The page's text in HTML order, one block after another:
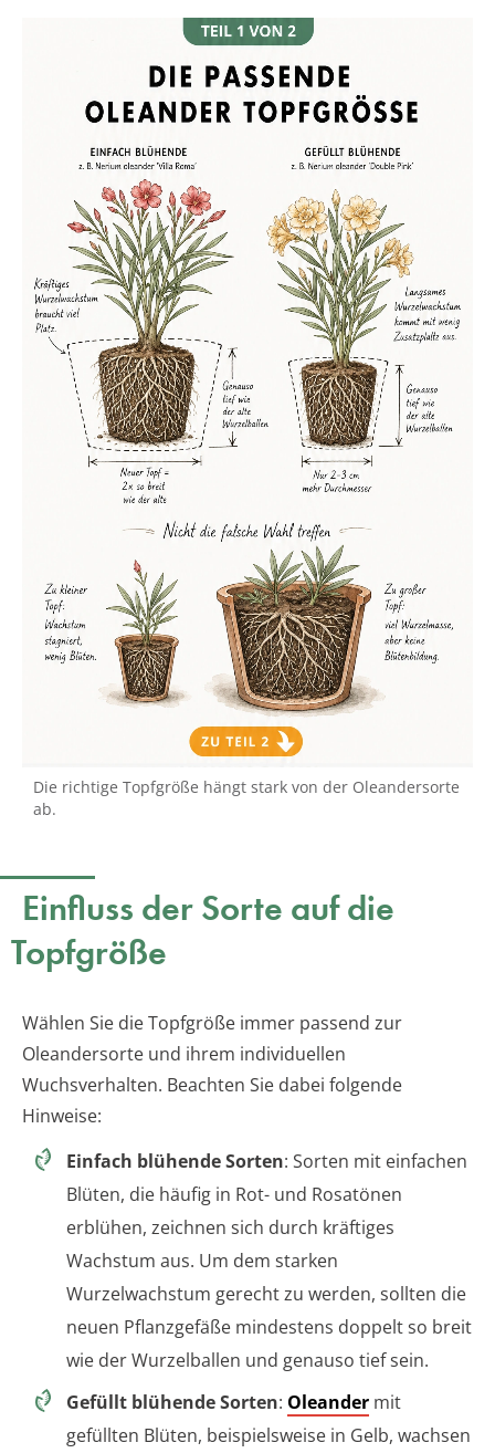
Die richtige Topfgröße hängt stark von der Oleandersorte
ab.
Einfluss der Sorte auf die
Topfgröße
Wählen Sie die Topfgröße immer passend zur
Oleandersorte und ihrem individuellen
Wuchsverhalten. Beachten Sie dabei folgende
Hinweise:
Einfach blühende Sorten: Sorten mit einfachen
Blüten, die häufig in Rot- und Rosatönen
erblühen, zeichnen sich durch kräftiges
Wachstum aus. Um dem starken
Wurzelwachstum gerecht zu werden, sollten die
neuen Pflanzgefäße mindestens doppelt so breit
wie der Wurzelballen und genauso tief sein.
Gefüllt blühende Sorten: Oleander mit
gefüllten Blüten, beispielsweise in Gelb, wachsen